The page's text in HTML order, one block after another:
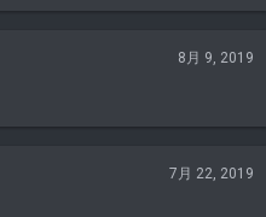
8月 9, 2019
7月 22, 2019